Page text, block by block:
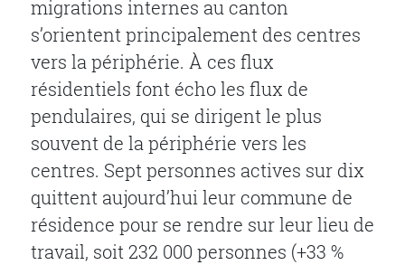
migrations internes au canton
s’orientent principalement des centres
vers la périphérie. À ces flux
résidentiels font écho les flux de
pendulaires, qui se dirigent le plus
souvent de la périphérie vers les
centres. Sept personnes actives sur dix
quittent aujourd’hui leur commune de
résidence pour se rendre sur leur lieu de
travail, soit 232 000 personnes (+33 %